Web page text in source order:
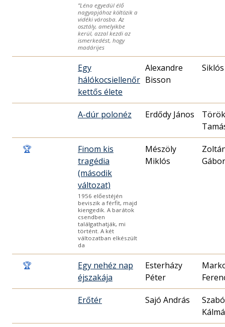
”Léna egyedül élő
nagyapjához költözik a
vidéki városba. Az
osztály, amelyikbe
kerül, azzal kezdi az
ismerkedést, hogy
madárijes
Egy
hálókocsiellenőr
kettős élete
Alexandre
Bisson
A-dúr polonéz Erdődy János
Török
🏆
Finom kis
tragédia
(második
változat)
1956 előestéjén
beviszik a férfit, majd
kiengedik. A barátok
csendben
találgathatják, mi
történt. A két
változatban elkészült
da
Mészöly
Miklós
Gábor
🏆
Egy nehéz nap
éjszakája
Esterházy
Péter
Erőtér Sajó András
Szabó